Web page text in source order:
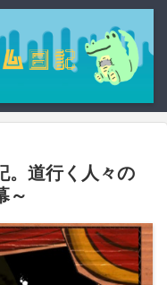
。道行く人々の
～